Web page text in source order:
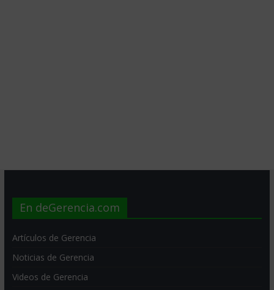
En deGerencia.com
Artículos de Gerencia
Noticias de Gerencia
Videos de Gerencia